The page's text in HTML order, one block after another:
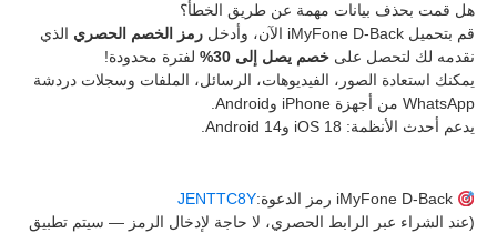
هل قمت بحذف بيانات مهمة عن طريق الخطأ؟
قم بتحميل iMyFone D-Back الآن، وأدخل
رمز الخصم الحصري الذي
نقدمه لك لتحصل على خصم يصل إلى 30%
لفترة محدودة!
يمكنك استعادة الصور، الفيديوهات، الرسائل، الملفات وسجلات دردشة
WhatsApp من أجهزة iPhone وAndroid.
يدعم أحدث الأنظمة: iOS 18 وAndroid 14.
JENTTC8Y
(عند الشراء عبر الرابط الحصري، لا حاجة لإدخال الرمز — سيتم تطبيق